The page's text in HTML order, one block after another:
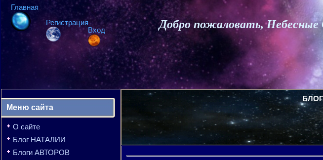
Главная
Регистрация
Вход
Добро пожаловать,
Меню сайта
О сайте
Блог НАТАЛИИ
Блоги АВТОРОВ